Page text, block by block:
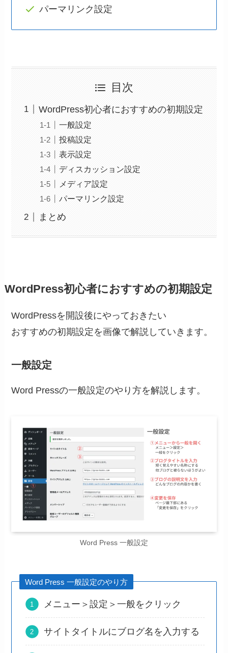
パーマリンク設定
目次
WordPress初心者におすすめの初期設定
一般設定
投稿設定
表示設定
ディスカッション設定
メディア設定
パーマリンク設定
まとめ
WordPress初心者におすすめの初期設定
WordPressを開設後にやっておきたい
おすすめの初期設定を画像で解説していきます。
一般設定
Word Pressの一般設定のやり方を解説します。
Word Press 一般設定
Word Press 一般設定のやり方
メニュー＞設定＞一般をクリック
サイトタイトルにブログ名を入力する